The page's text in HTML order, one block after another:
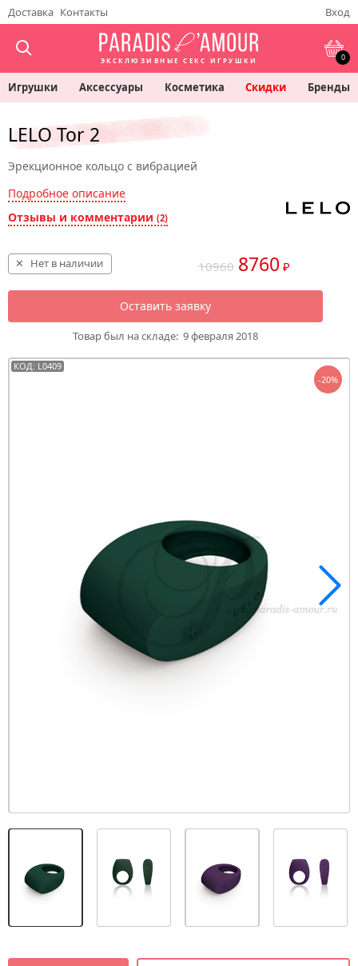
Доставка Контакты Вход
ЭКСКЛЮЗИВНЫЕ СЕКС ИГРУШКИ 0
Игрушки Аксессуары Косметика Скидки Бренды
LELO Tor 2
Эрекционное кольцо с вибрацией
Подробное описание
Отзывы и комментарии (2)
10960 8760 ₽
Нет в наличии
Оставить заявку
Товар был на складе: 9 февраля 2018
КОД: L0409
-20%